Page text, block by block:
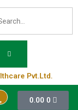
Pvt.Ltd.
0.00 0